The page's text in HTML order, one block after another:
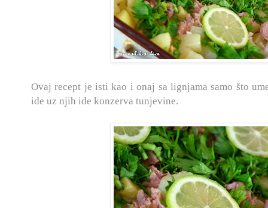
Ovaj recept je isti kao i onaj sa lignjama samo što
ide uz njih ide konzerva tunjevine.